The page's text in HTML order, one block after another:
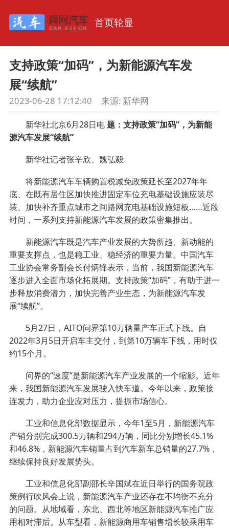
首页轮显
支持政策“加码”，为新能源汽车发
展“续航”
2023-06-28 17:12:40 来源: 新华网
新华社北京6月28日电题：支持政策“加码”，为新能
源汽车发展“续航”
新华社记者张辛欣、魏弘毅
将新能源汽车车辆购置税减免政策延长至2027年年
底、在既有居住区加快推进固定车位充电基础设施应装尽
装、加快补齐重点城市之间路网充电基础设施短板……近段
时间，一系列支持新能源汽车发展的政策密集推出。
新能源汽车既是汽车产业发展的大势所趋、新动能的
重要支撑点，也是稳工业、稳经济的重要力量。中国汽车
工业协会常务副会长付炳锋表示，当前，我国新能源汽车
逐步进入全面市场化拓展期。支持政策“加码”，有助于进一
步释放消费潜力，加快完善产业生态，为新能源汽车发
展“续航”。
5月27日，AITO问界第10万辆量产车正式下线。自
2022年3月5日开启车主交付，到第10万辆车下线，用时仅
约15个月。
问界的“速度”是新能源汽车产业发展的一个缩影。近年
来，我国新能源汽车发展驶入快车道。今年以来，政策接
连发力，助力企业应对压力，提振市场信心。
工业和信息化部数据显示，今年1至5月，新能源汽车
产销分别完成300.5万辆和294万辆，同比分别增长45.1%
和46.8%，新能源汽车销量占到汽车新车总销量的27.7%，
继续保持良好发展势头。
工业和信息化部副部长辛国斌在近日举行的国务院政
策例行吹风会上说，新能源汽车产业还存在不均衡不充分
的问题。从地域看，东北、西北等地区新能源汽车推广应
用相对滞后。从车型看，新能源商用车销售增长较乘用车